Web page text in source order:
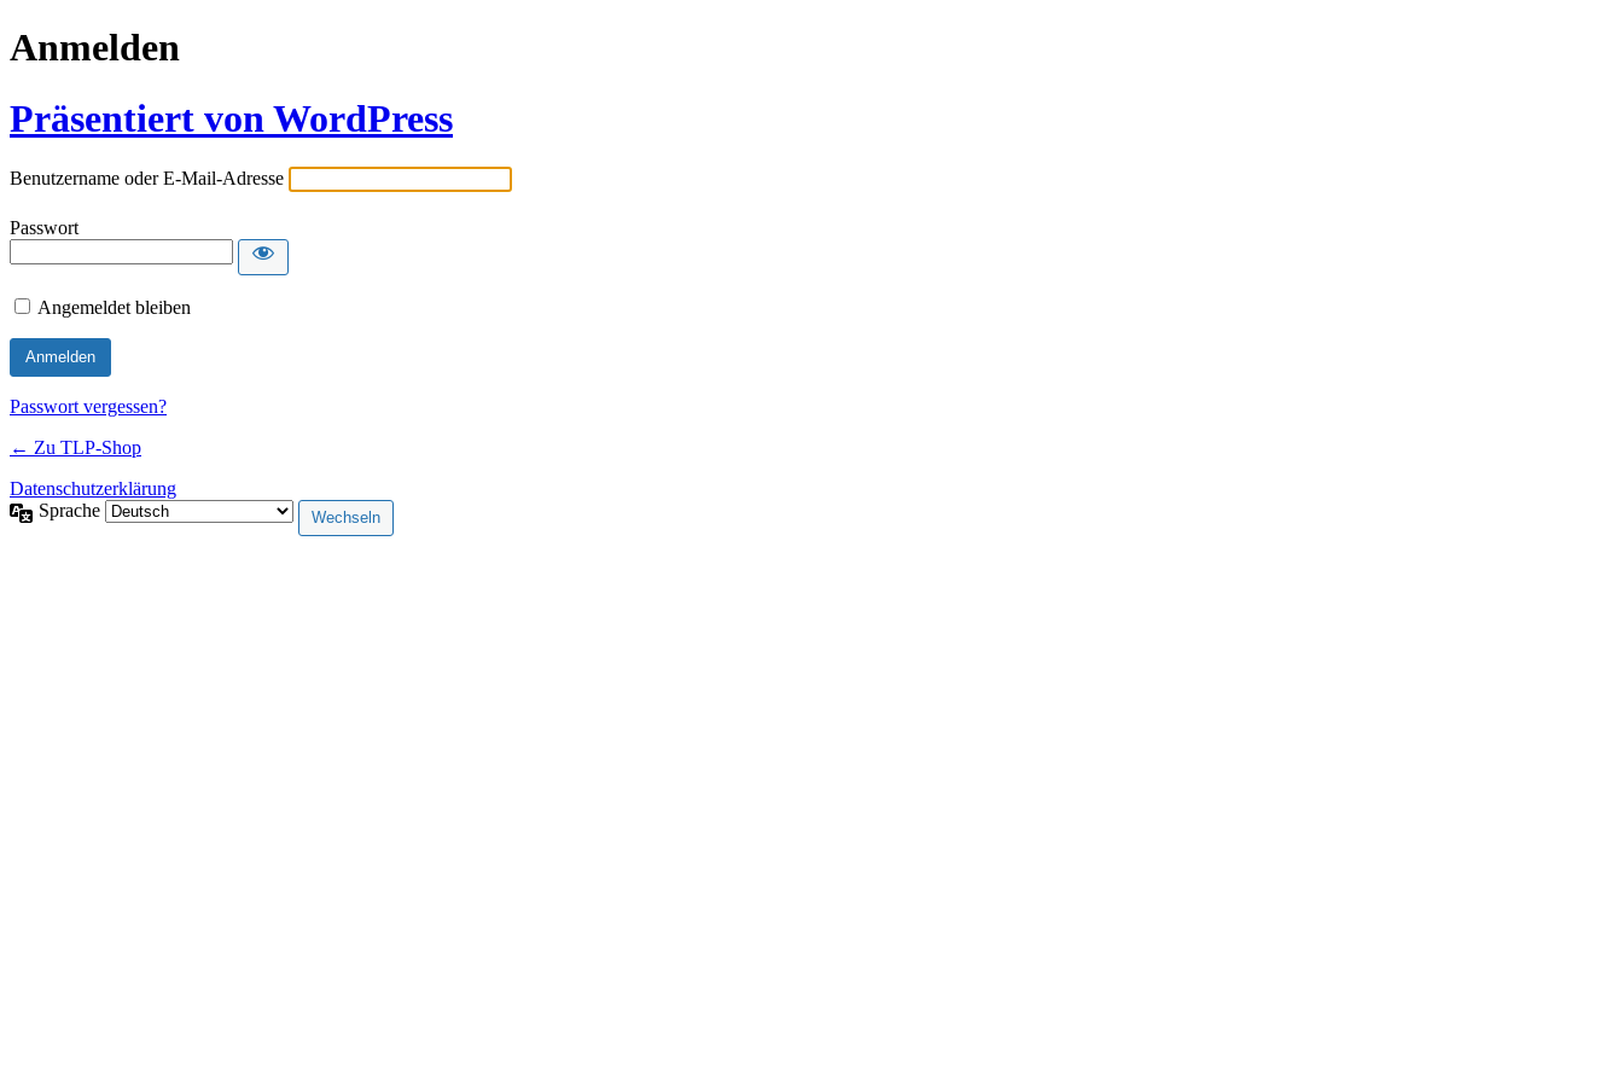
Anmelden
Präsentiert von WordPress
Benutzername oder E-Mail-Adresse
Passwort
Angemeldet bleiben
Passwort vergessen?
← Zu TLP-Shop
Datenschutzerklärung
Sprache